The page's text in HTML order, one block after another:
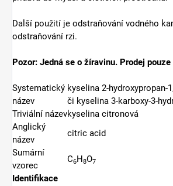
Další použití je odstraňování vodného
odstraňování rzi.
Pozor: Jedná se o žíravinu. Prodej
Systematický
název
kyselina 2-hydroxypropan-
či kyselina 3-karboxy-3-
Triviální názevkyselina citronová
Anglický
název
citric acid
Sumární
vzorec
C6H 8O7
Identifikace